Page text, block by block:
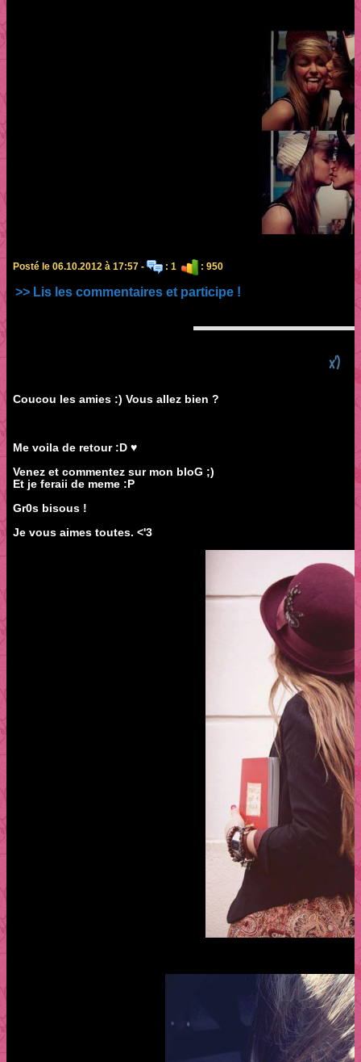
Posté le 06.10.2012 à 17:57 - : 1 : 950
>> Lis les commentaires et participe !
x')
Coucou les amies :) Vous allez bien ?
Me voila de retour :D ♥
Venez et commentez sur mon bloG ;)
Et je feraii de meme :P
Gr0s bisous !
Je vous aimes toutes. <'3